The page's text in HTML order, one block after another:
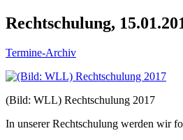
Rechtschulung,
Termine-Archiv
(Bild: WLL) Rechtschulung 2017
In unserer Rechtschulung werden wir